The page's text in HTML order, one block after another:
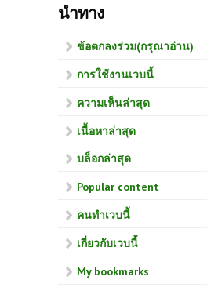
นำทาง
ข้อตกลงร่วม(กรุณาอ่าน)
การใช้งานเวบนี้
ความเห็นล่าสุด
เนื้อหาล่าสุด
บล็อกล่าสุด
Popular content
คนทำเวบนี้
เกี่ยวกับเวบนี้
My bookmarks